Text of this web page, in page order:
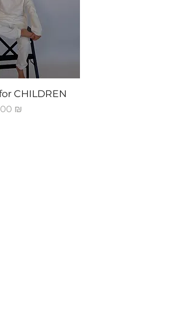
просмотр
CHILDREN
со скидкой
₪